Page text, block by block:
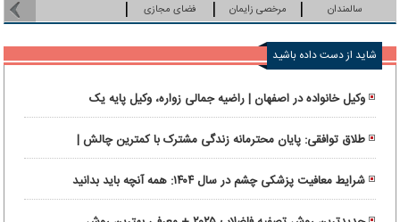
سالمندان مرخصی زایمان فضای مجازی
شاید از دست داده باشید
وکیل خانواده در اصفهان | راضیه جمالی زواره، وکیل پایه یک
دادگستری و متخصص نگارش قراردادها
طلاق توافقی: پایان محترمانه زندگی مشترک با کمترین چالش |
راهنمای انتخاب وکیل طلاق توافقی در تهران
شرایط معافیت پزشکی چشم در سال ۱۴۰۴: همه آنچه باید بدانید